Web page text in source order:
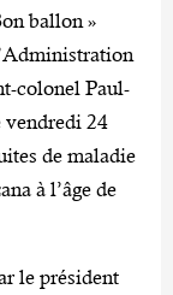
ballon »
colonel Paul-
vendredi 24
de maladie
à l’âge de
le président